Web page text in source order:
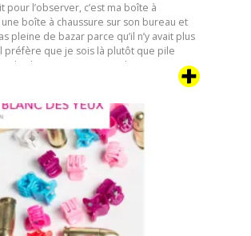
l’observer, c’est ma boîte à
une boîte à chaussure sur son bureau et
pleine de bazar parce qu’il n’y avait plus
préfère que je sois là plutôt que pile
le clavier. C’est aussi un bon …